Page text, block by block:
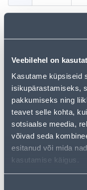
Veebilehel on
Kasutame küpsiseid
isikupärastamiseks,
pakkumiseks ning
teavet selle kohta,
sotsiaalse meedia,
võivad seda
esitanud või mida
kasutamise käigus.
Installment
Deposit